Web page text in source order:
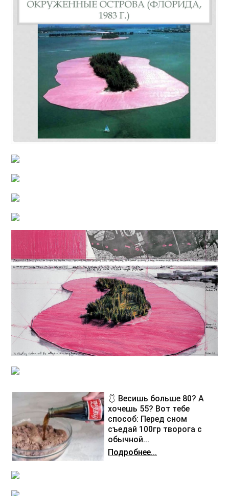
🩱 Весишь больше 80? А
хочешь 55? Вот тебе
способ: Перед сном
съедай 100гр творога с
обычной...
Подробнее...